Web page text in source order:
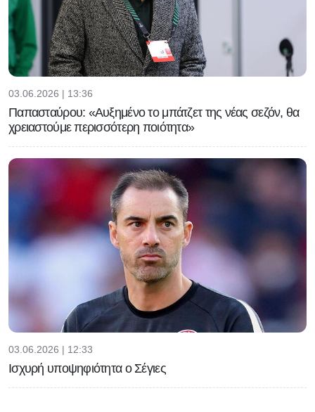
03.06.2026 | 13:36
Παπασταύρου: «Αυξημένο το μπάτζετ της νέας σεζόν, θα
χρειαστούμε περισσότερη ποιότητα»
03.06.2026 | 12:33
Ισχυρή υποψηφιότητα ο Σέγιες